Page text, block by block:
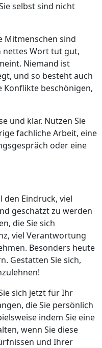
selbst sind nicht
Mitmenschen sind
nettes Wort tut gut,
Niemand ist
und so besteht auch
Konflikte beschönigen,
und klar. Nutzen Sie
fachliche Arbeit, eine
oder eine
den Eindruck, viel
geschätzt zu werden
die Sie sich
viel Verantwortung
Besonders heute
Gestatten Sie sich,
sich jetzt für Ihr
die Sie persönlich
indem Sie eine
wenn Sie diese
und Ihrer